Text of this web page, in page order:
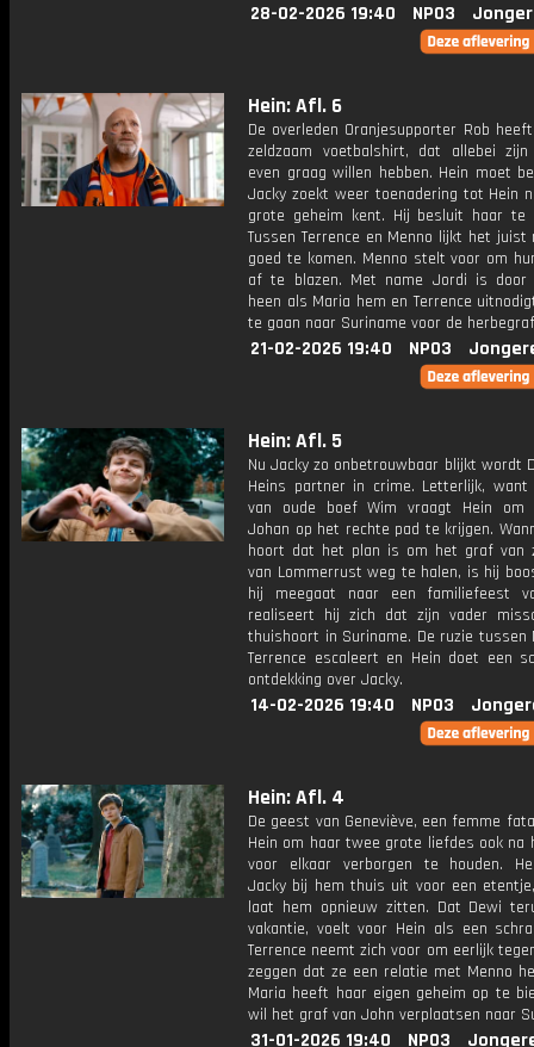
28-02-2026 19:40 NPO3
Hein: Afl. 6
De overleden Oranjesupporter Rob
zeldzaam voetbalshirt, dat allebei
even graag willen hebben. Hein moet
Jacky zoekt weer toenadering tot Hein
grote geheim kent. Hij besluit haar te
Tussen Terrence en Menno lijkt het juist
goed te komen. Menno stelt voor om
af te blazen. Met name Jordi is door
heen als Maria hem en Terrence
te gaan naar Suriname voor de
21-02-2026 19:40 NPO3
Hein: Afl. 5
Nu Jacky zo onbetrouwbaar blijkt wordt
Heins partner in crime. Letterlijk,
van oude boef Wim vraagt Hein om
Johan op het rechte pad te krijgen.
hoort dat het plan is om het graf van
van Lommerrust weg te halen, is hij
hij meegaat naar een familiefeest
realiseert hij zich dat zijn vader
thuishoort in Suriname. De ruzie tussen
Terrence escaleert en Hein doet een
ontdekking over Jacky.
14-02-2026 19:40 NPO3
Hein: Afl. 4
De geest van Geneviève, een femme
Hein om haar twee grote liefdes ook na
voor elkaar verborgen te houden.
Jacky bij hem thuis uit voor een
laat hem opnieuw zitten. Dat Dewi
vakantie, voelt voor Hein als een
Terrence neemt zich voor om eerlijk
zeggen dat ze een relatie met Menno
Maria heeft haar eigen geheim op te
wil het graf van John verplaatsen naar
31-01-2026 19:40 NPO3